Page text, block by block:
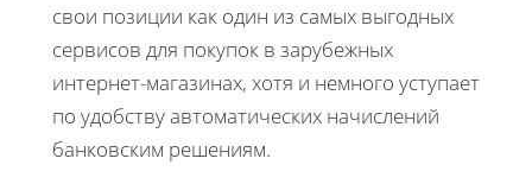
свои позиции как один из самых выгодных
сервисов для покупок в зарубежных
интернет-магазинах, хотя и немного уступает
по удобству автоматических начислений
банковским решениям.